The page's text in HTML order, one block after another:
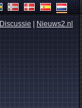
Discussie Nieuws2.nl